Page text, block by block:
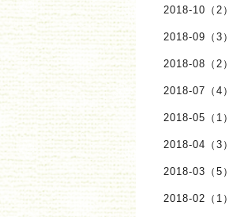
2018-10（2）
2018-09（3）
2018-08（2）
2018-07（4）
2018-05（1）
2018-04（3）
2018-03（5）
2018-02（1）